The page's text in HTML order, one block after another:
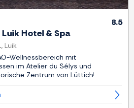
8.5
Hotel & Spa
Luik
Wellnessbereich mit
im Atelier du Sélys und
Zentrum von Lüttich!